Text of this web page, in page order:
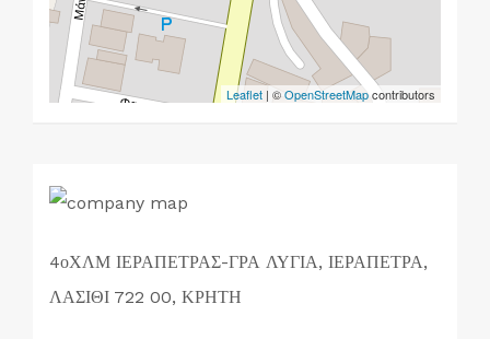
Leaflet | ©OpenStreetMapcontributors
4οΧΛΜ ΙΕΡΑΠΕΤΡΑΣ-ΓΡΑ ΛΥΓΙΑ, ΙΕΡΑΠΕΤΡΑ,
ΛΑΣΙΘΙ 722 00, ΚΡΗΤΗ